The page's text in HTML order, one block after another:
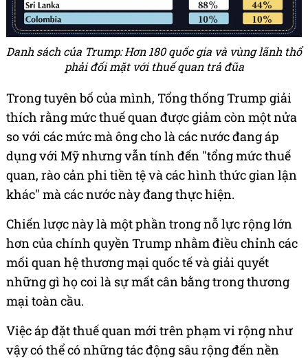
Danh sách của Trump: Hơn 180 quốc gia và vùng lãnh thổ
phải đối mặt với thuế quan trả đũa
Trong tuyên bố của mình, Tổng thống Trump giải
thích rằng mức thuế quan được giảm còn một nửa
so với các mức mà ông cho là các nước đang áp
dụng với Mỹ nhưng vẫn tính đến "tổng mức thuế
quan, rào cản phi tiền tệ và các hình thức gian lận
khác" mà các nước này đang thực hiện.
Chiến lược này là một phần trong nỗ lực rộng lớn
hơn của chính quyền Trump nhằm điều chỉnh các
mối quan hệ thương mại quốc tế và giải quyết
những gì họ coi là sự mất cân bằng trong thương
mại toàn cầu.
Việc áp đặt thuế quan mới trên phạm vi rộng như
vậy có thể có những tác động sâu rộng đến nền